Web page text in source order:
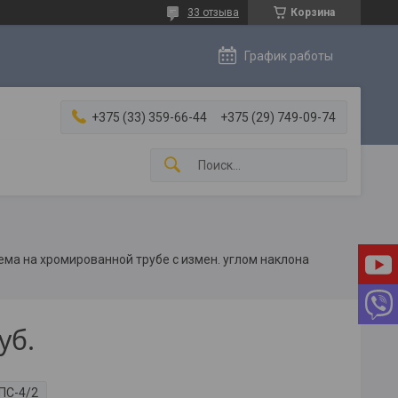
Корзина
33 отзыва
График работы
+375 (33) 359-66-44 +375 (29) 749-09-74
на хромированной трубе с измен. углом наклона
ПС-4/2